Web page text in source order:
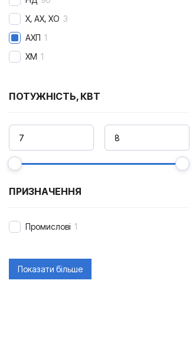
Х, АХ, ХО 3
АХП 1
ХМ 1
ПОТУЖНІСТЬ, КВТ
ПРИЗНАЧЕННЯ
Промислові 1
Показати більше